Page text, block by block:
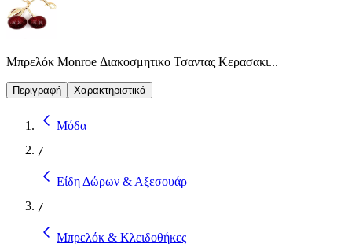
Μπρελόκ Monroe Διακοσμητικο Τσαντας Κερασακι...
Περιγραφή Χαρακτηριστικά
Μόδα
/
Είδη Δώρων & Αξεσουάρ
/
Μπρελόκ & Κλειδοθήκες